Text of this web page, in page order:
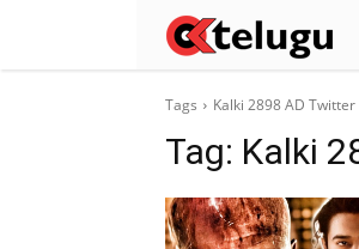
Tags Kalki 2898 AD Twitter
Tag: Kalki